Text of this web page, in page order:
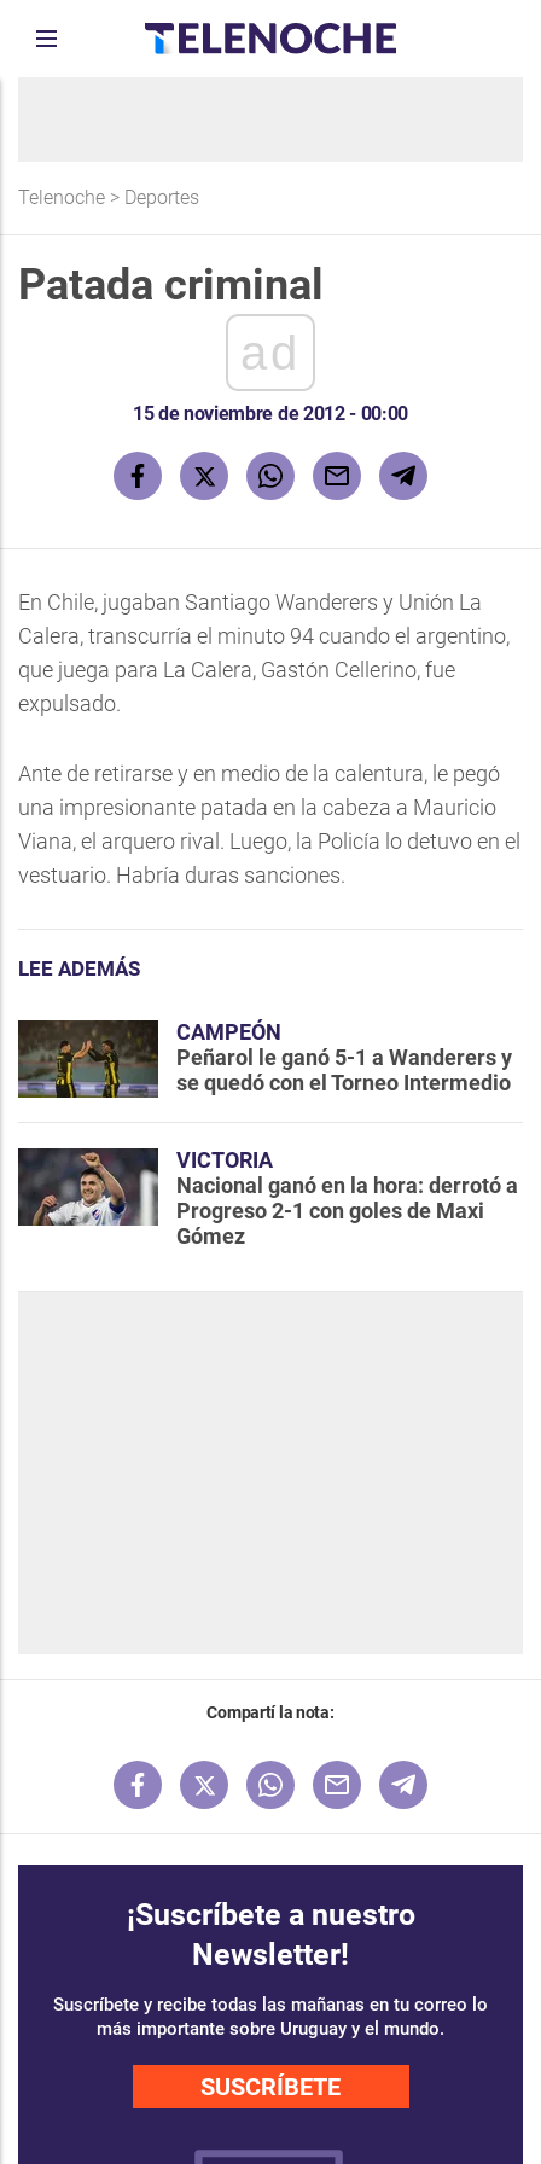
Telenoche > Deportes
Patada criminal
ad
15 de noviembre de 2012 - 00:00
En Chile, jugaban Santiago Wanderers y Unión La
Calera, transcurría el minuto 94 cuando el argentino,
que juega para La Calera, Gastón Cellerino, fue
expulsado.
Ante de retirarse y en medio de la calentura, le pegó
una impresionante patada en la cabeza a Mauricio
Viana, el arquero rival. Luego, la Policía lo detuvo en el
vestuario. Habría duras sanciones.
LEE ADEMÁS
CAMPEÓN
Peñarol le ganó 5-1 a Wanderers y
se quedó con el Torneo Intermedio
VICTORIA
Nacional ganó en la hora: derrotó a
Progreso 2-1 con goles de Maxi
Gómez
Compartí la nota:
¡Suscríbete a nuestro
Newsletter!
Suscríbete y recibe todas las mañanas en tu correo lo
más importante sobre Uruguay y el mundo.
SUSCRÍBETE